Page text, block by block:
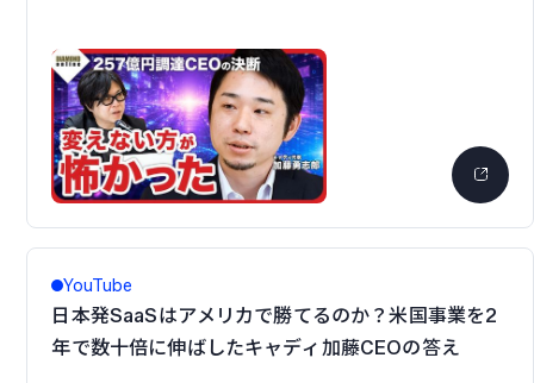
YouTube
日本発SaaSはアメリカで勝てるのか？米国事業を2
年で数十倍に伸ばしたキャディ加藤CEOの答え